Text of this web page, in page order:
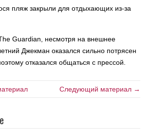
пляж закрыли для отдыхающих из-за
Guardian, несмотря на внешнее
Джекман оказался сильно потрясен
отказался общаться с прессой.
Следующий материал →